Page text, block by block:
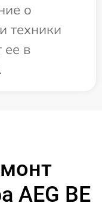
о
техники
ее в
AEG BE